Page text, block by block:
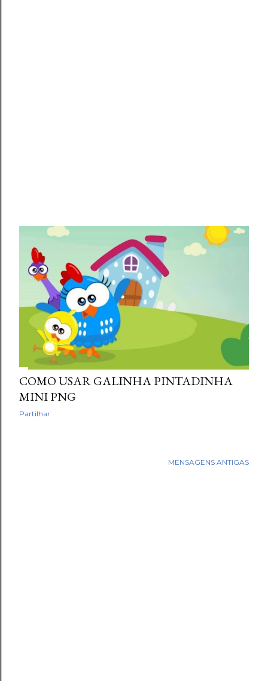
COMO USAR GALINHA PINTADINHA
MINI PNG
Partilhar
MENSAGENS ANTIGAS